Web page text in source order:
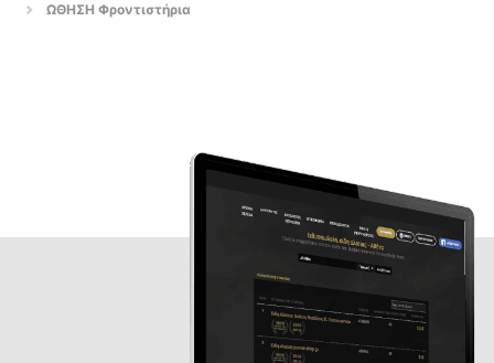
ΩΘΗΣΗ Φροντιστήρια